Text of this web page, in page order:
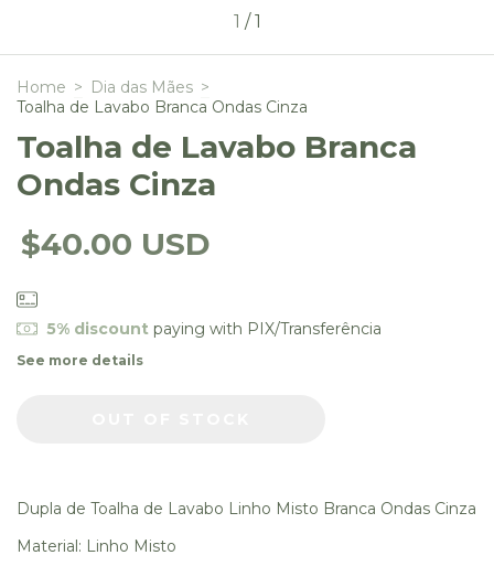
1 /1
Home > Dia das Mães >
Toalha de Lavabo Branca Ondas Cinza
Toalha de Lavabo Branca
Ondas Cinza
$40.00 USD
5% discountpaying with PIX/Transferência
See more details
Dupla de Toalha de Lavabo Linho Misto Branca Ondas Cinza
Material: Linho Misto